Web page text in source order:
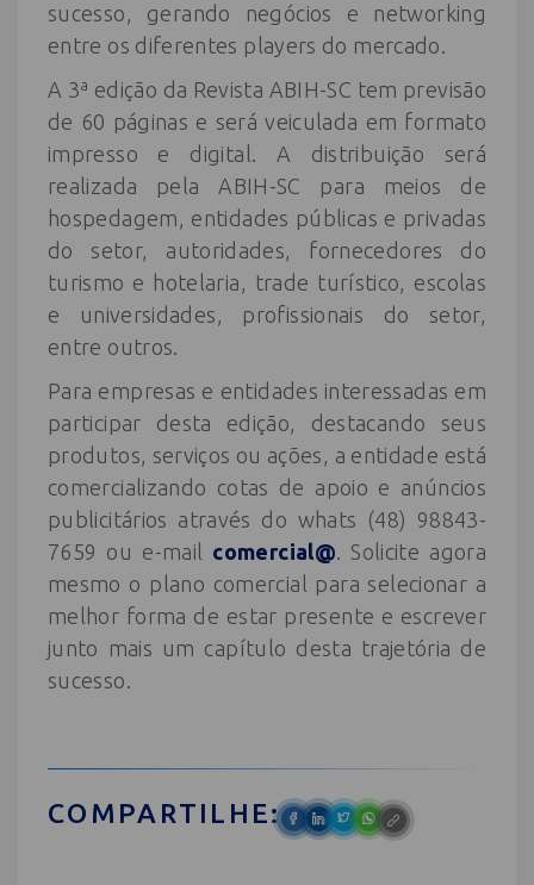
sucesso, gerando negócios e networking
entre os diferentes players do mercado.
A 3ª edição da Revista ABIH-SC tem previsão
de 60 páginas e será veiculada em formato
impresso e digital. A distribuição será
realizada pela ABIH-SC para meios de
hospedagem, entidades públicas e privadas
do setor, autoridades, fornecedores do
turismo e hotelaria, trade turístico, escolas
e universidades, profissionais do setor,
entre outros.
Para empresas e entidades interessadas em
participar desta edição, destacando seus
produtos, serviços ou ações, a entidade está
comercializando cotas de apoio e anúncios
publicitários através do whats (48) 98843-
7659 ou e-mail comercial@. Solicite agora
mesmo o plano comercial para selecionar a
melhor forma de estar presente e escrever
junto mais um capítulo desta trajetória de
sucesso.
COMPARTILHE: